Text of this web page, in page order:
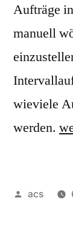
Aufträge
manuell
wieviele
werden.
acs